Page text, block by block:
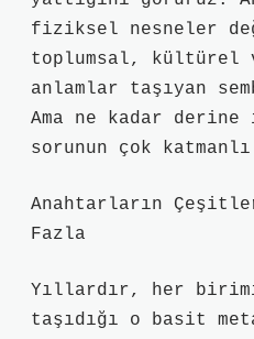
fiziksel nesneler
toplumsal, kültürel
anlamlar taşıyan
Ama ne kadar
sorunun çok
Anahtarların
Fazla
Yıllardır, her
taşıdığı o basit